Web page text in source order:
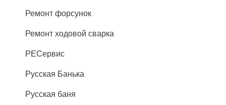
Ремонт форсунок
Ремонт ходовой сварка
РЕСервис
Русская Банька
Русская баня